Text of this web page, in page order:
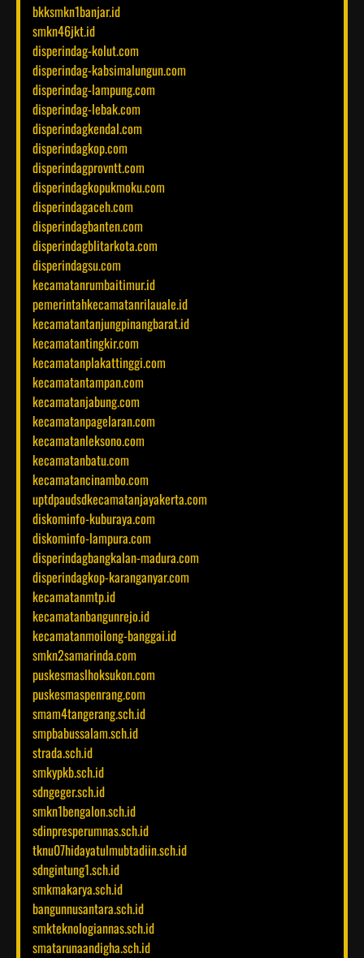
bkksmkn1banjar.id
smkn46jkt.id
disperindag-kolut.com
disperindag-kabsimalungun.com
disperindag-lampung.com
disperindag-lebak.com
disperindagkendal.com
disperindagkop.com
disperindagprovntt.com
disperindagkopukmoku.com
disperindagaceh.com
disperindagbanten.com
disperindagblitarkota.com
disperindagsu.com
kecamatanrumbaitimur.id
pemerintahkecamatanrilauale.id
kecamatantanjungpinangbarat.id
kecamatantingkir.com
kecamatanplakattinggi.com
kecamatantampan.com
kecamatanjabung.com
kecamatanpagelaran.com
kecamatanleksono.com
kecamatanbatu.com
kecamatancinambo.com
uptdpaudsdkecamatanjayakerta.com
diskominfo-kuburaya.com
diskominfo-lampura.com
disperindagbangkalan-madura.com
disperindagkop-karanganyar.com
kecamatanmtp.id
kecamatanbangunrejo.id
kecamatanmoilong-banggai.id
smkn2samarinda.com
puskesmaslhoksukon.com
puskesmaspenrang.com
smam4tangerang.sch.id
smpbabussalam.sch.id
strada.sch.id
smkypkb.sch.id
sdngeger.sch.id
smkn1bengalon.sch.id
sdinpresperumnas.sch.id
tknu07hidayatulmubtadiin.sch.id
sdngintung1.sch.id
smkmakarya.sch.id
bangunnusantara.sch.id
smkteknologiannas.sch.id
smatarunaandigha.sch.id